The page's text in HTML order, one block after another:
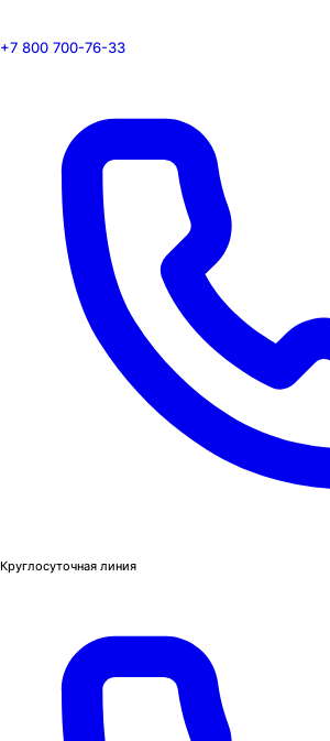
+7 800 700-76-33
Круглосуточная линия